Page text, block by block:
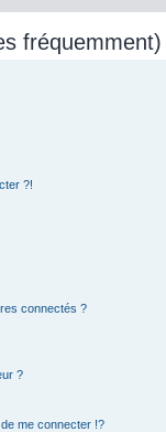
fréquemment)
?!
connectés ?
?
me connecter !?